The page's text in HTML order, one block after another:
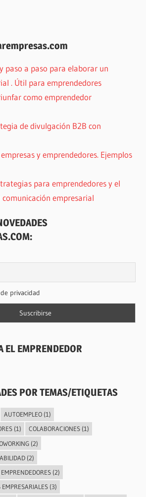
paso a paso para elaborar un
. Útil para emprendedores
como emprendedor
de divulgación B2B con
y emprendedores. Ejemplos
para emprendedores y el
comunicación empresarial
privacidad
EL EMPRENDEDOR
POR TEMAS/ETIQUETAS
AUTOEMPLEO(1)
(1) COLABORACIONES(1)
(2)
(2)
(2)
EMPRESARIALES(3)